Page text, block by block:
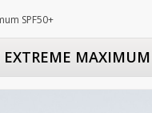
SPF50+
EXTREME MAXIMUM